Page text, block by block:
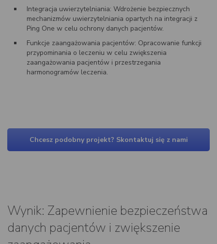
Integracja uwierzytelniania: Wdrożenie bezpiecznych
mechanizmów uwierzytelniania opartych na integracji z
Ping One w celu ochrony danych pacjentów.
Funkcje zaangażowania pacjentów: Opracowanie funkcji
przypominania o leczeniu w celu zwiększenia
zaangażowania pacjentów i przestrzegania
harmonogramów leczenia.
Chcesz podobny projekt? Skontaktuj się z nami
Wynik: Zapewnienie bezpieczeństwa
danych pacjentów i zwiększenie